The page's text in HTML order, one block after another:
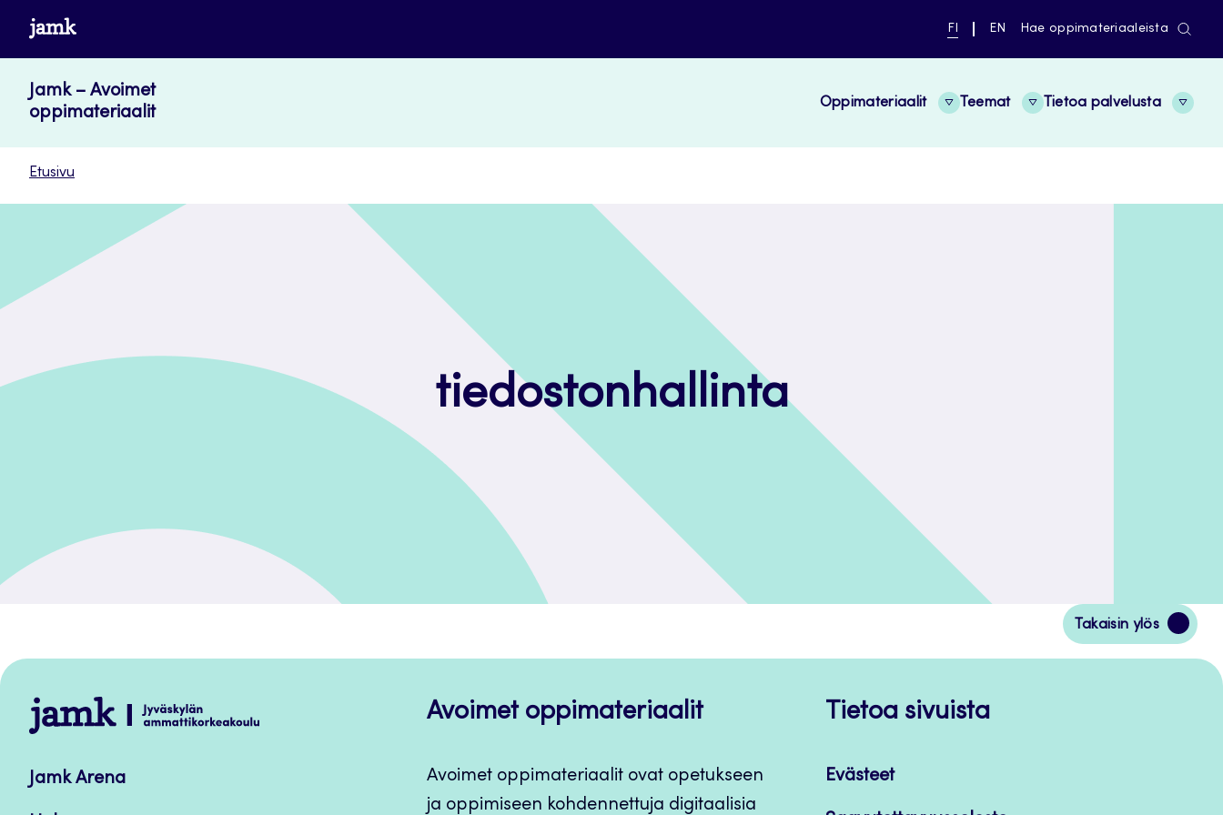
Siirry
sisältöön
www.jamk.fi
NYKYINEN
SUOMI
FI
VAIHDA
ENGLISH
EN Hae oppimateriaaleista
Jamk – Avoimet
oppimateriaalit
Oppimateriaalit Teemat Tietoa palvelusta
Etusivu
tiedostonhallinta
Takaisin ylös
Siirry
takaisin
Jamk
–
Avoimet
Jamk Arena
Avoimet oppimateriaalit
Avoimet oppimateriaalit ovat opetukseen
ja oppimiseen kohdennettuja digitaalisia
Tietoa sivuista
Evästeet